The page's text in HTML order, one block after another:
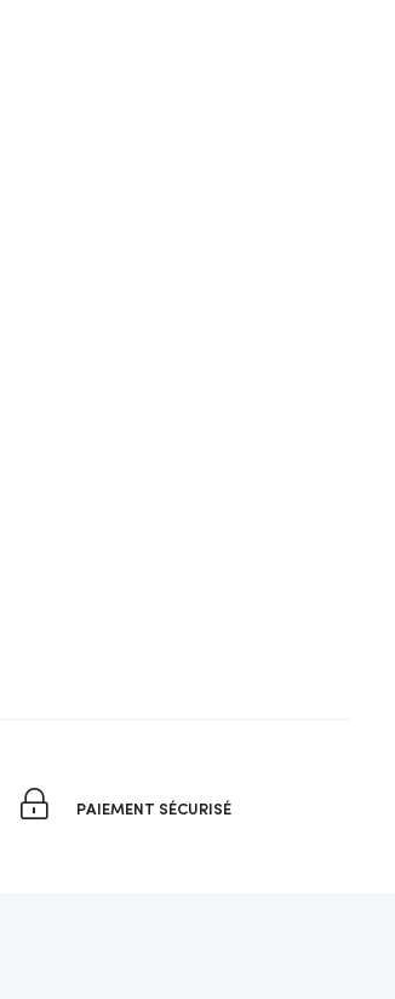
PAIEMENT SÉCURISÉ